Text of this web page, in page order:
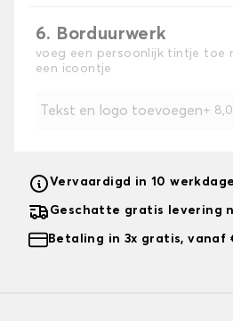
6. Borduurwerk
voeg een persoonlijk tintje toe
een icoontje
Tekst en logo toevoegen+
Vervaardigd in 10
Geschatte gratis levering
Betaling in 3x gratis, vanaf